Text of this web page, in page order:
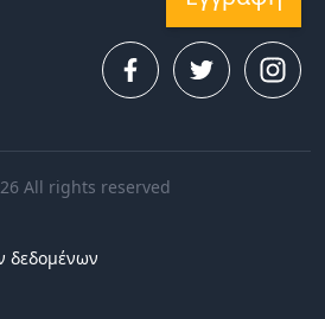
All rights reserved
δεδομένων